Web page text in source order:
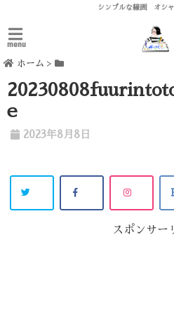
シンプルな線画 オシ
menu
ホーム >
e
2023年8月8日
スポンサー